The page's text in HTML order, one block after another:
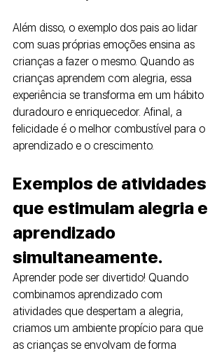
Além disso, o exemplo dos pais ao lidar
com suas próprias emoções ensina as
crianças a fazer o mesmo. Quando as
crianças aprendem com alegria, essa
experiência se transforma em um hábito
duradouro e enriquecedor. Afinal, a
felicidade é o melhor combustível para o
aprendizado e o crescimento.
Exemplos de atividades
que estimulam alegria e
aprendizado
simultaneamente.
Aprender pode ser divertido! Quando
combinamos aprendizado com
atividades que despertam a alegria,
criamos um ambiente propício para que
as crianças se envolvam de forma